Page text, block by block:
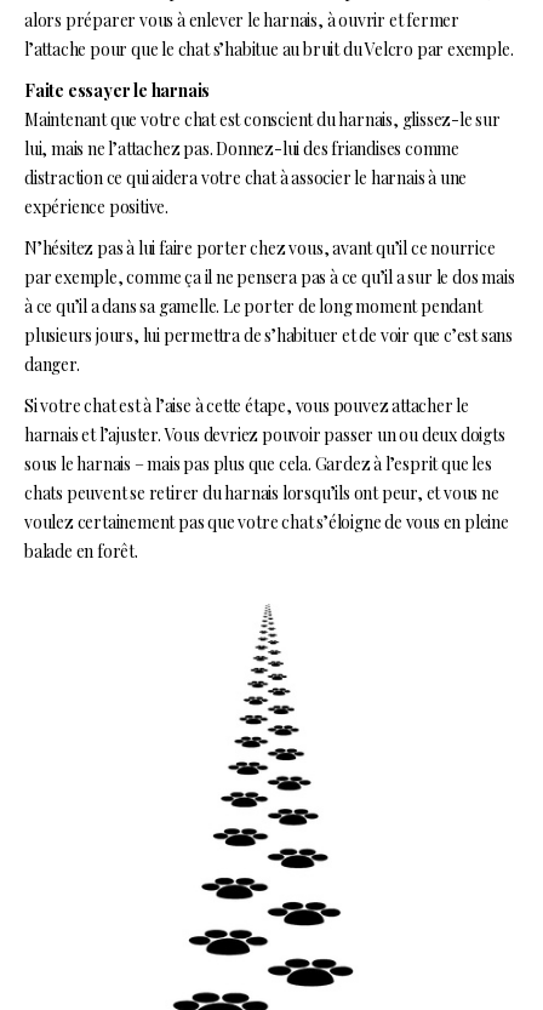
alors préparer vous à enlever le harnais, à ouvrir et fermer
l’attache pour que le chat s’habitue au bruit du Velcro par exemple.
Faite essayer le harnais
Maintenant que votre chat est conscient du harnais, glissez-le sur
lui, mais ne l’attachez pas. Donnez-lui des friandises comme
distraction ce qui aidera votre chat à associer le harnais à une
expérience positive.
N’hésitez pas à lui faire porter chez vous, avant qu’il ce nourrice
par exemple, comme ça il ne pensera pas à ce qu’il a sur le dos mais
à ce qu’il a dans sa gamelle. Le porter de long moment pendant
plusieurs jours, lui permettra de s’habituer et de voir que c’est sans
danger.
Si votre chat est à l’aise à cette étape, vous pouvez attacher le
harnais et l’ajuster. Vous devriez pouvoir passer un ou deux doigts
sous le harnais – mais pas plus que cela. Gardez à l’esprit que les
chats peuvent se retirer du harnais lorsqu’ils ont peur, et vous ne
voulez certainement pas que votre chat s’éloigne de vous en pleine
balade en forêt.